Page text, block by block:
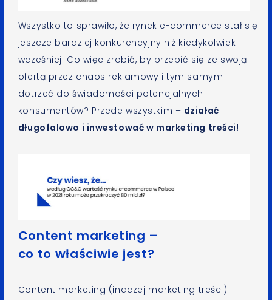
Wszystko to sprawiło, że rynek e-commerce stał się
jeszcze bardziej konkurencyjny niż kiedykolwiek
wcześniej. Co więc zrobić, by przebić się ze swoją
ofertą przez chaos reklamowy i tym samym
dotrzeć do świadomości potencjalnych
konsumentów? Przede wszystkim – działać
długofalowo i inwestować w marketing treści!
Content marketing –
co to właściwie jest?
Content marketing (inaczej marketing treści)